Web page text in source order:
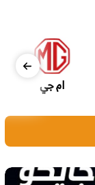
ام جي